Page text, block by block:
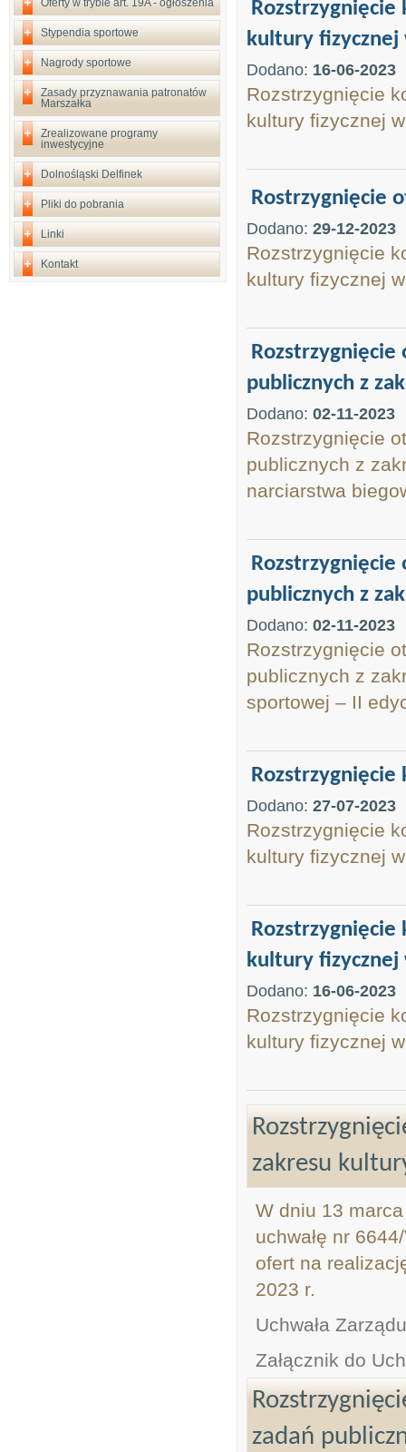
Oferty w trybie art. 19A - ogłoszenia
Stypendia sportowe
Nagrody sportowe
Zasady przyznawania patronatów
Marszałka
Zrealizowane programy
inwestycyjne
Dolnośląski Delfinek
Pliki do pobrania
Linki
Kontakt
Rozstrzygnięcie
kultury fizycznej
Dodano: 16-06-2023
Rozstrzygnięcie
kultury fizycznej
Rostrzygnięcie
Dodano: 29-12-2023
Rozstrzygnięcie
kultury fizycznej
publicznych z
Dodano: 02-11-2023
Rozstrzygnięcie
publicznych z
narciarstwa
publicznych z
Dodano: 02-11-2023
Rozstrzygnięcie
publicznych z
sportowej – II
Rozstrzygnięcie
Dodano: 27-07-2023
Rozstrzygnięcie
kultury fizycznej
Rozstrzygnięcie
kultury fizycznej
Dodano: 16-06-2023
Rozstrzygnięcie
kultury fizycznej
zakresu
W dniu 13
uchwałę nr
ofert na
2023 r.
Uchwała
Załącznik do
zadań